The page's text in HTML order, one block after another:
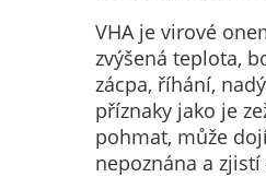
VHA je virové
zvýšená teplota,
zácpa, říhání,
příznaky jako je
pohmat, může
nepoznána a